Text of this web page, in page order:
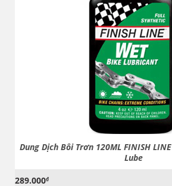
Dung Dịch Bôi Trơn 120ML FINISH
Lube
289.000₫